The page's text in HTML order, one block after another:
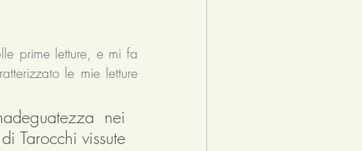
prime letture, e mi fa
le mie letture
nei
Tarocchi vissute